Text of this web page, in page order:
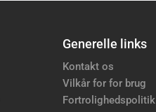
Generelle links
Kontakt os
Vilkår for for brug
Fortrolighedspolitik